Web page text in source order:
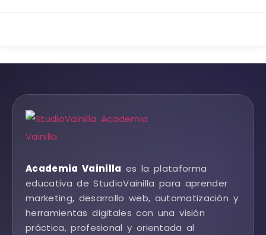
Academia Vainilla es la plataforma
educativa de StudioVainilla para aprender
marketing, desarrollo web, automatización y
herramientas digitales con una visión
práctica, profesional y orientada al